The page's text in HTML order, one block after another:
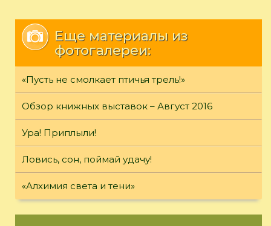
Еще материалы из
фотогалереи:
«Пусть не смолкает птичья трель!»
Обзор книжных выставок – Август 2016
Ура! Приплыли!
Ловись, сон, поймай удачу!
«Алхимия света и тени»